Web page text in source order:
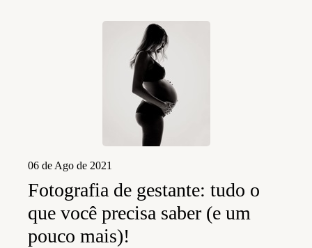
06 de Ago de 2021
Fotografia de gestante: tudo o
que você precisa saber (e um
pouco mais)!